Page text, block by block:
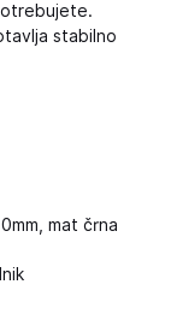
stabilno
mat črna